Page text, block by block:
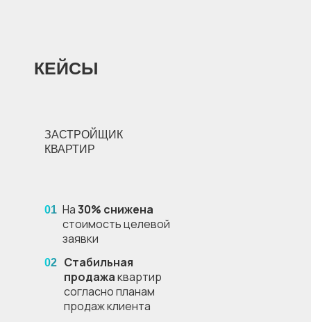
КЕЙСЫ
Стабильная
продажаквартир
согласно планам
продаж клиента
02
На30% снижена
стоимость целевой
заявки
01
ЗАСТРОЙЩИК
КВАРТИР